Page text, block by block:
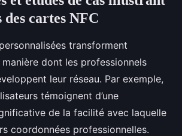
des cartes NFC
transforment
dont les professionnels
leur réseau. Par exemple,
témoignent d’une
de la facilité avec laquelle
coordonnées professionnelles.